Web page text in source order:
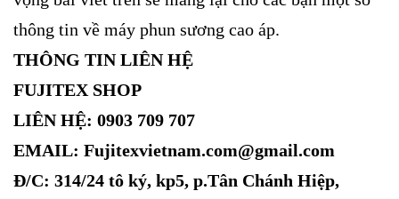
thông tin về máy phun sương cao áp.
THÔNG TIN LIÊN HỆ
FUJITEX SHOP
LIÊN HỆ: 0903 709 707
EMAIL: Fujitexvietnam.com@gmail.com
Đ/C: 314/24 tô ký, kp5, p.Tân Chánh Hiệp,